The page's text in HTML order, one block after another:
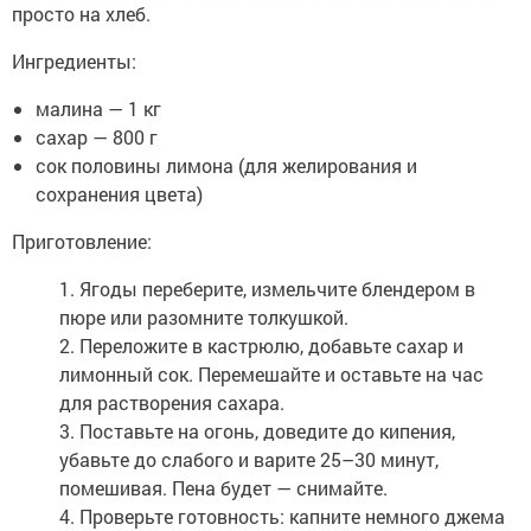
просто на хлеб.
Ингредиенты:
малина — 1 кг
сахар — 800 г
сок половины лимона (для желирования и
сохранения цвета)
Приготовление:
1. Ягоды переберите, измельчите блендером в
пюре или разомните толкушкой.
2. Переложите в кастрюлю, добавьте сахар и
лимонный сок. Перемешайте и оставьте на час
для растворения сахара.
3. Поставьте на огонь, доведите до кипения,
убавьте до слабого и варите 25–30 минут,
помешивая. Пена будет — снимайте.
4. Проверьте готовность: капните немного джема